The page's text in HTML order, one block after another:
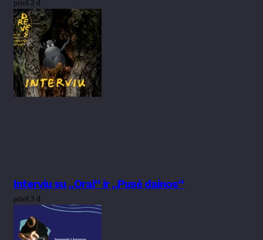
prieš 2 d.
Interviu su „Orai“ ir „Pusė dainos“
prieš 3 d.